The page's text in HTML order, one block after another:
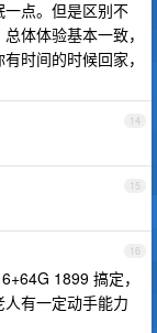
点。但是区别不
体体验基本一致，
时间的时候回家，
14
15
16
1899 搞定，
有一定动手能力